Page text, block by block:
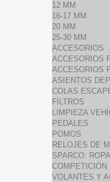
12 MM
16-17 MM
20 MM
25-30 MM
ACCESORIOS
ACCESORIOS
ACCESORIOS
ASIENTOS
COLAS
FILTROS
LIMPIEZA
PEDALES
POMOS
RELOJES DE
SPARCO:
COMPETICIÓN
VOLANTES Y